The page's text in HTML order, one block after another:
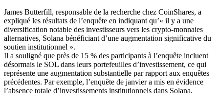
James Butterfill, responsable de la recherche chez CoinShares, a
expliqué les résultats de l’enquête en indiquant qu’« il y a une
diversification notable des investisseurs vers les crypto-monnaies
alternatives, Solana bénéficiant d’une augmentation significative du
soutien institutionnel ».
Il a souligné que près de 15 % des participants à l’enquête incluent
désormais le SOL dans leurs portefeuilles d’investissement, ce qui
représente une augmentation substantielle par rapport aux enquêtes
précédentes. Par exemple, l’enquête de janvier a mis en évidence
l’absence totale d’investissements institutionnels dans Solana.